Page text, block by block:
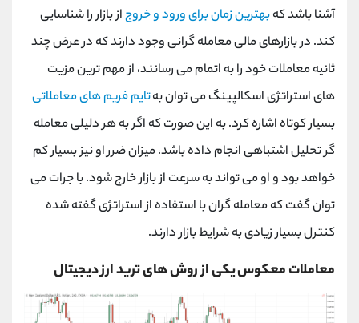
آشنا باشد کهبهترین زمان برای ورود و خروجاز بازار را شناسایی
کند. در بازارهای مالی معامله گرانی وجود دارند که در عرض چند
ثانیه معاملات خود را به اتمام می رسانند، از مهم ترین مزیت
های استراتژی اسکالپینگ می توان بهتایم فریم های معاملاتی
بسیار کوتاه اشاره کرد. به این صورت که اگر به هر دلیلی معامله
گر تحلیل اشتباهی انجام داده باشد، میزان ضرر او نیز بسیار کم
خواهد بود و او می تواند به سرعت از بازار خارج شود. با جرات می
توان گفت که معامله گران با استفاده از استراتژی گفته شده
کنترل بسیار زیادی به شرایط بازار دارند.
معاملات معکوس یکی از روش های ترید ارز دیجیتال